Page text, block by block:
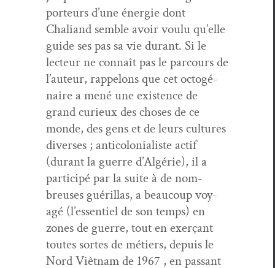
por­teurs d’une énergie dont
Chaliand sem­ble avoir voulu qu’elle
guide ses pas sa vie durant. Si le
lecteur ne con­naît pas le par­cours de
l’auteur, rap­pelons que cet octogé­
naire a mené une exis­tence de
grand curieux des choses de ce
monde, des gens et de leurs cul­tures
divers­es ; anti­colo­nial­iste act­if
(durant la guerre d’Algérie), il a
par­ticipé par la suite à de nom­
breuses guéril­las, a beau­coup voy­
agé (l’essentiel de son temps) en
zones de guerre, tout en exerçant
toutes sortes de métiers, depuis le
Nord Viêt­nam de 1967 , en pas­sant